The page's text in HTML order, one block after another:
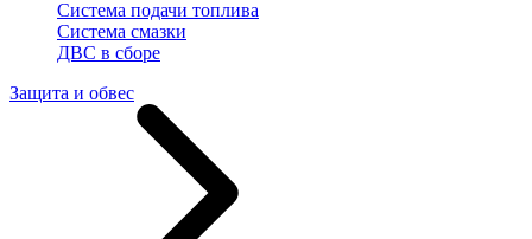
Система подачи топлива
Система смазки
ДВС в сборе
Защита и обвес